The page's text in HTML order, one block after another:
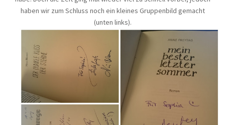
haben wir zum Schluss noch ein kleines Gruppenbild gemacht
(unten links).